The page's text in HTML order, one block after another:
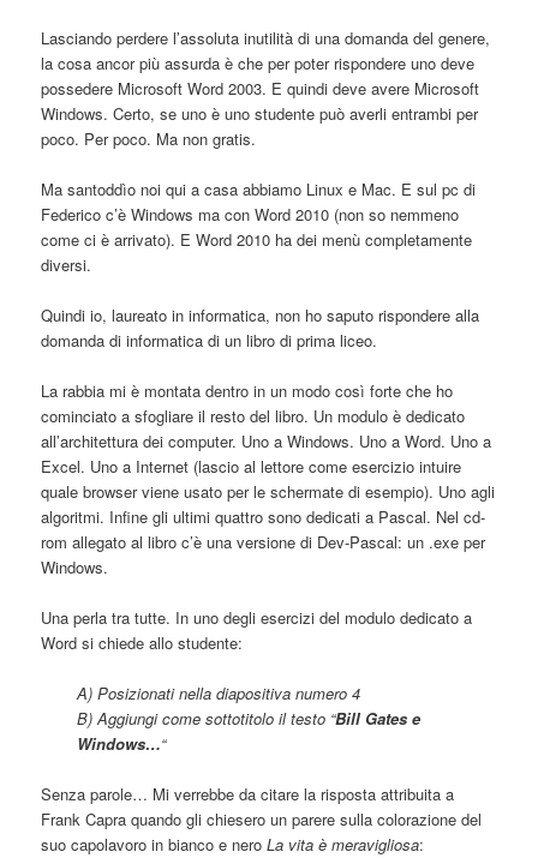
Lasciando perdere l’assoluta inutilità di una domanda del genere,
la cosa ancor più assurda è che per poter rispondere uno deve
possedere Microsoft Word 2003. E quindi deve avere Microsoft
Windows. Certo, se uno è uno studente può averli entrambi per
poco. Per poco. Ma non gratis.
Ma santoddìo noi qui a casa abbiamo Linux e Mac. E sul pc di
Federico c’è Windows ma con Word 2010 (non so nemmeno
come ci è arrivato). E Word 2010 ha dei menù completamente
diversi.
Quindi io, laureato in informatica, non ho saputo rispondere alla
domanda di informatica di un libro di prima liceo.
La rabbia mi è montata dentro in un modo così forte che ho
cominciato a sfogliare il resto del libro. Un modulo è dedicato
all’architettura dei computer. Uno a Windows. Uno a Word. Uno a
Excel. Uno a Internet (lascio al lettore come esercizio intuire
quale browser viene usato per le schermate di esempio). Uno agli
algoritmi. Infine gli ultimi quattro sono dedicati a Pascal. Nel cd-
rom allegato al libro c’è una versione di Dev-Pascal: un .exe per
Windows.
Una perla tra tutte. In uno degli esercizi del modulo dedicato a
Word si chiede allo studente:
A) Posizionati nella diapositiva numero 4
B) Aggiungi come sottotitolo il testo “Bill Gates e
Windows…“
Senza parole… Mi verrebbe da citare la risposta attribuita a
Frank Capra quando gli chiesero un parere sulla colorazione del
suo capolavoro in bianco e neroLa vita è meravigliosa: